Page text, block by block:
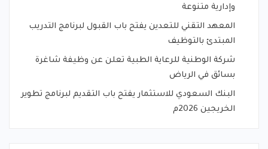
وإدارية متنوعة
المعهد التقني للتعدين يفتح باب القبول لبرنامج التدريب
المبتدئ بالتوظيف
شركة الوطنية للرعاية الطبية تعلن عن وظيفة شاغرة
بسائق في الرياض
البنك السعودي للاستثمار يفتح باب التقديم لبرنامج تطوير
الخريجين 2026م